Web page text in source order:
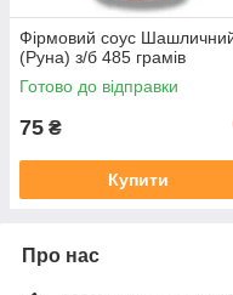
Фірмовий соус
(Руна) з/б 485 грамів
Готово до відправки
75 ₴
Купити
Про нас